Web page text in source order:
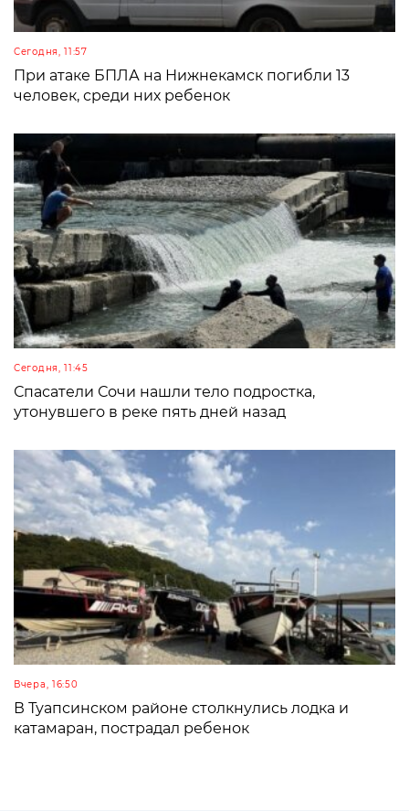
Сегодня, 11:57
При атаке БПЛА на Нижнекамск погибли 13
человек, среди них ребенок
Сегодня, 11:45
Спасатели Сочи нашли тело подростка,
утонувшего в реке пять дней назад
Вчера, 16:50
В Туапсинском районе столкнулись лодка и
катамаран, пострадал ребенок